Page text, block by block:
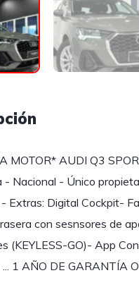
MOTOR* AUDI Q3
- Nacional - Único
Extras: Digital Cockpit-
con sesnsores de
(KEYLESS-GO)- App
... 1 AÑO DE GARANTÍA